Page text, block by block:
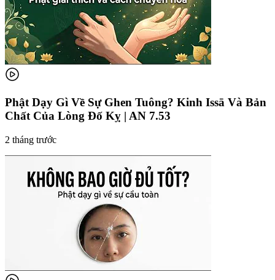
Phật Dạy Gì Về Sự Ghen Tuông? Kinh Issā Và Bản
Chất Của Lòng Đố Kỵ | AN 7.53
2 tháng trước